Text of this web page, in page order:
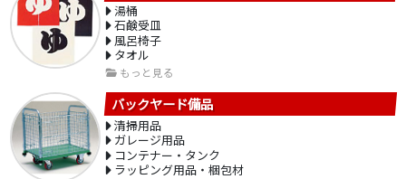
湯桶
石鹸受皿
風呂椅子
タオル
もっと見る
バックヤード備品
清掃用品
ガレージ用品
コンテナー・タンク
ラッピング用品・梱包材